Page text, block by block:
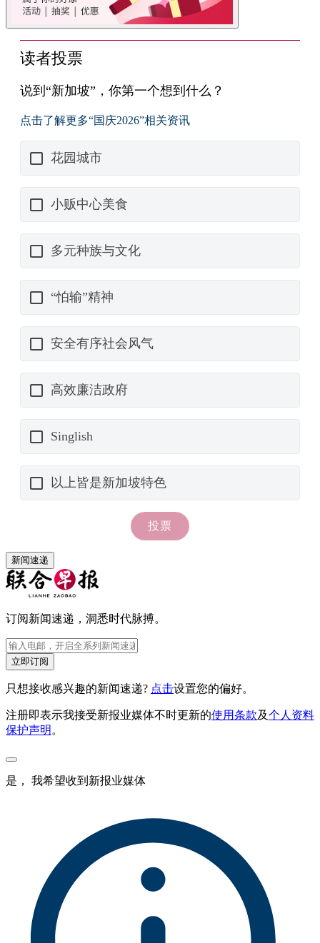
新闻速递
订阅新闻速递，洞悉时代脉搏。
立即订阅
只想接收感兴趣的新闻速递? 点击设置您的偏好。
注册即表示我接受新报业媒体不时更新的使用条款及个人资料
保护声明 。
是， 我希望收到新报业媒体